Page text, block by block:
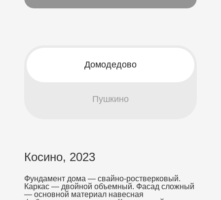
Домодедово
Пушкино
Косино, 2023
Фундамент дома — свайно-ростверковый.
Каркас — двойной объемный. Фасад сложный
— основной материал навесная